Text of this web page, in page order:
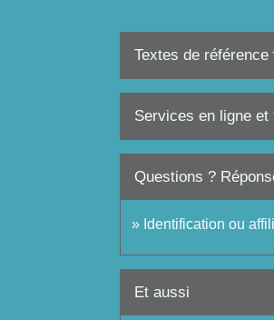
Textes de référence
Services en ligne et
Questions ?
Identification ou
Et aussi